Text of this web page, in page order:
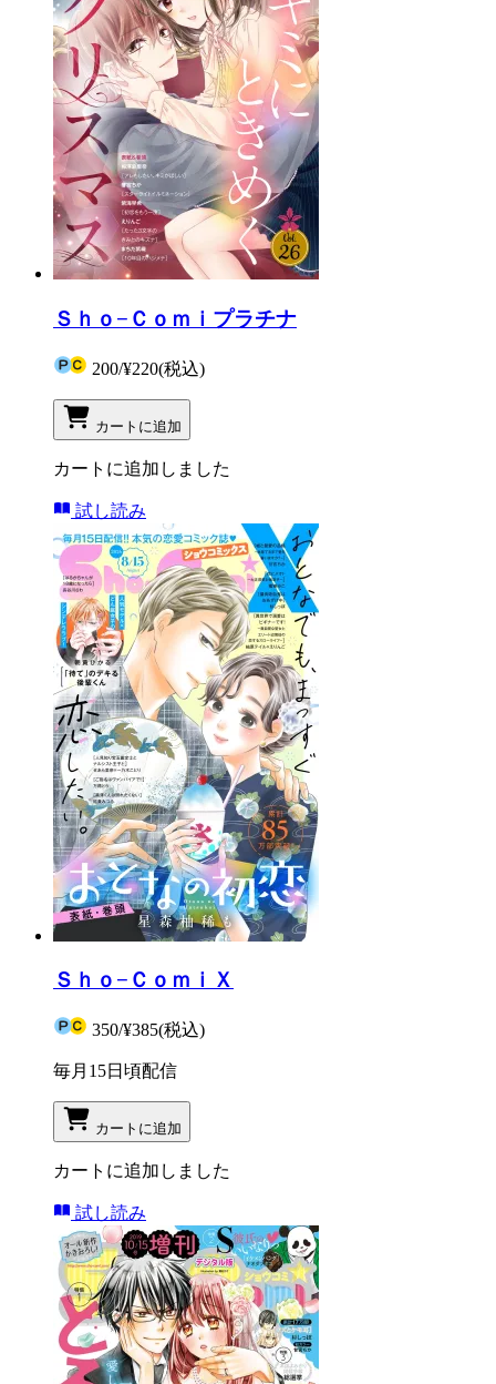
Ｓｈｏ−Ｃｏｍｉプラチナ
200/¥220(税込)
カートに追加
カートに追加しました
試し読み
Ｓｈｏ−ＣｏｍｉＸ
350/¥385(税込)
毎月15日頃配信
カートに追加
カートに追加しました
試し読み